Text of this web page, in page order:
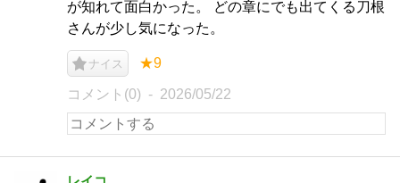
が知れて面白かった。 どの章にでも出てくる刀根
さんが少し気になった。
ナイス ★9
コメント(0) 2026/05/22